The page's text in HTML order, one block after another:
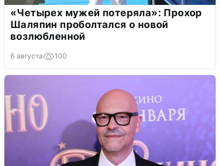
«Четырех мужей потеряла»: Прохор
Шаляпин проболтался о новой
возлюбленной
6 августа 100